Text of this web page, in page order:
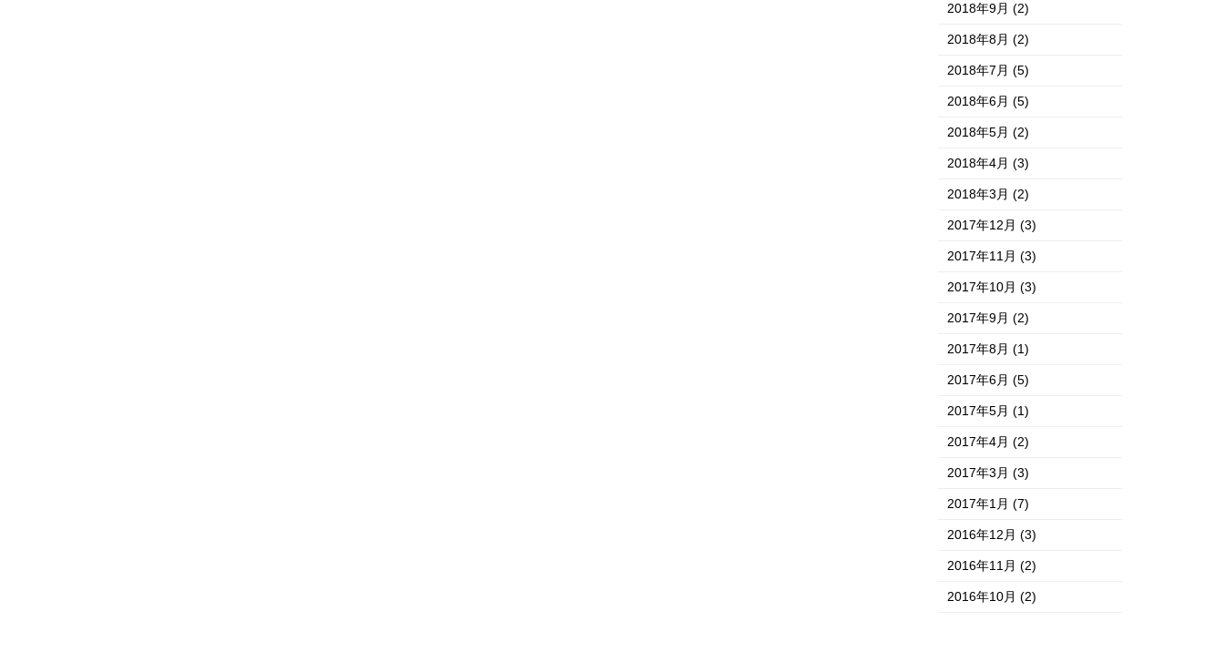
2018年9月(2)
2018年8月(2)
2018年7月(5)
2018年6月(5)
2018年5月(2)
2018年4月(3)
2018年3月(2)
2017年12月(3)
2017年11月(3)
2017年10月(3)
2017年9月(2)
2017年8月(1)
2017年6月(5)
2017年5月(1)
2017年4月(2)
2017年3月(3)
2017年1月(7)
2016年12月(3)
2016年11月(2)
2016年10月(2)